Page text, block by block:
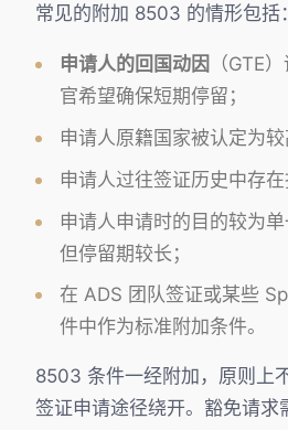
常见的附加 8503 的情形包括：
申请人的回国动因 （GTE
官希望确保短期停留；
申请人原籍国家被认定为较
申请人过往签证历史中存在
申请人申请时的目的较为单
但停留期较长；
在 ADS 团队签证或某些
件中作为标准附加条件。
8503 条件一经附加，原则上
签证申请途径绕开。豁免请求